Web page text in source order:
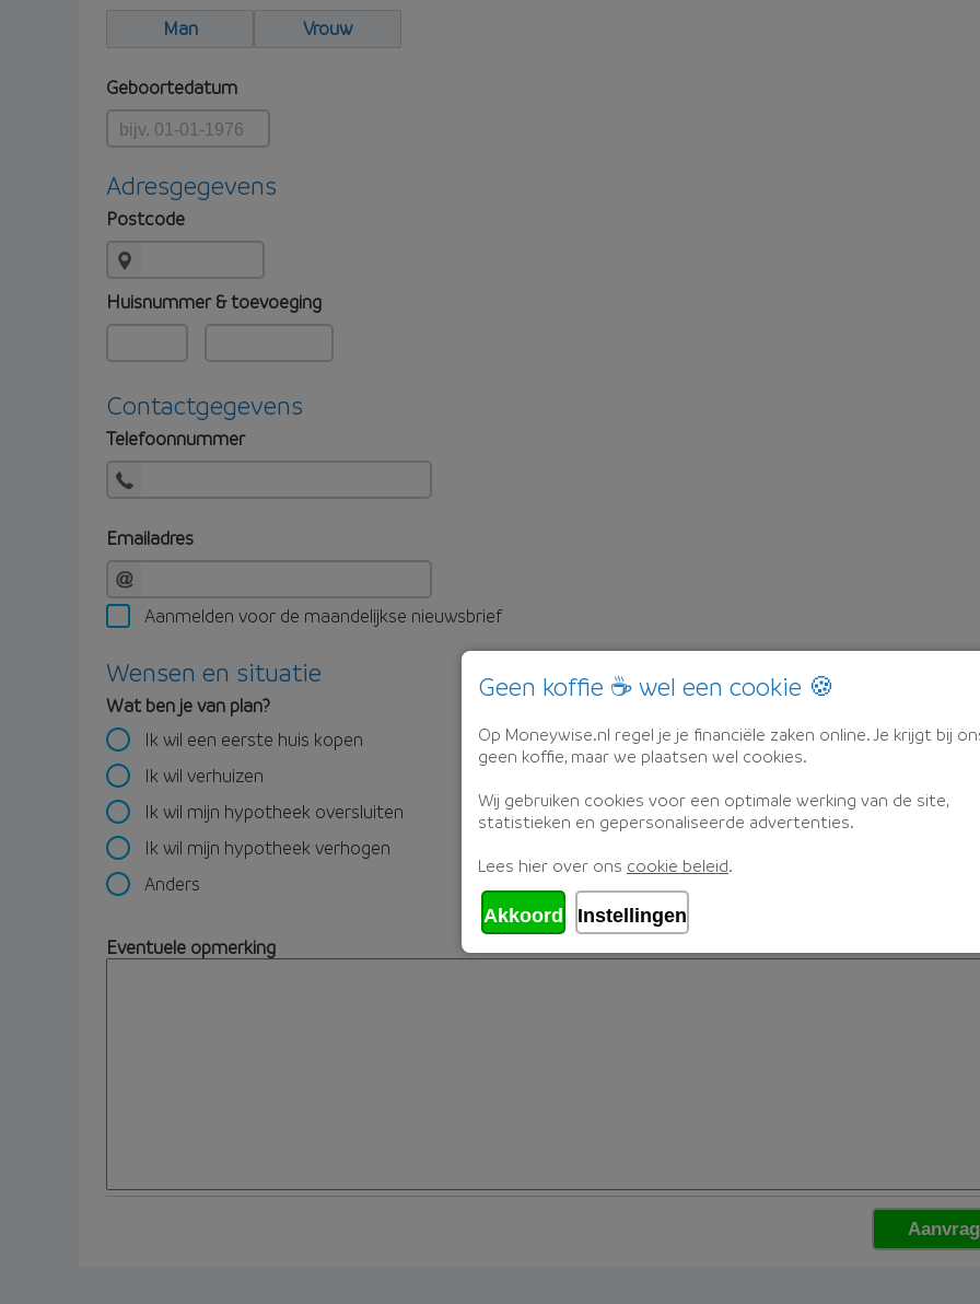
Man
Vrouw
Geboortedatum
Adresgegevens
Postcode
Huisnummer & toevoeging
Contactgegevens
Telefoonnummer
Emailadres
Aanmelden voor de maandelijkse nieuwsbrief
Wensen en situatie
Wat ben je van plan?
Ik wil een eerste huis kopen
Ik wil verhuizen
Ik wil mijn hypotheek oversluiten
Ik wil mijn hypotheek verhogen
Anders
Eventuele opmerking
Geen koffie ☕ wel een cookie 🍪
Op Moneywise.nl regel je je financiële zaken online. Je krijgt bij
geen koffie, maar we plaatsen wel cookies.
Wij gebruiken cookies voor een optimale werking van de site,
statistieken en gepersonaliseerde advertenties.
Lees hier over ons cookie beleid.
Akkoord Instellingen